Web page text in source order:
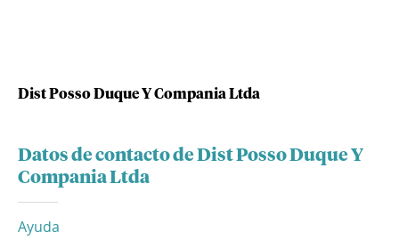
Dist Posso Duque Y Compania Ltda
Datos de contacto de Dist Posso Duque Y
Compania Ltda
Ayuda